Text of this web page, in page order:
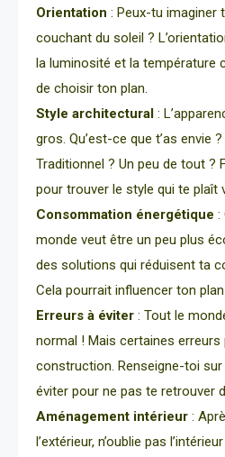
Orientation : Peux-tu imaginer
couchant du soleil ?
la luminosité et la température
de choisir ton plan.
Style architectural :
gros. Qu’est-ce que t’as envie
Traditionnel ? Un peu de tout ?
pour trouver le style qui te plaît
Consommation énergétique :
monde veut être un peu plus
des solutions qui réduisent ta
Cela pourrait influencer ton
Erreurs à éviter : Tout le
normal ! Mais certaines
construction. Renseigne-toi
éviter pour ne pas te retrouver
Aménagement intérieur :
l’extérieur, n’oublie pas